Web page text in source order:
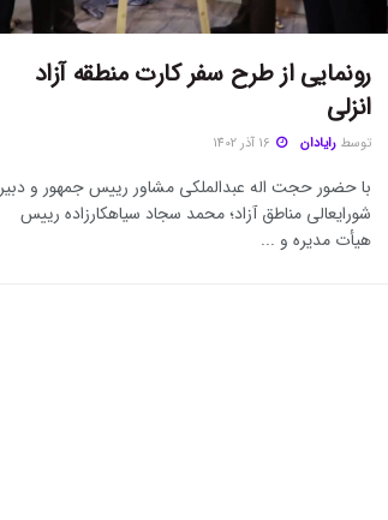
رونمایی از طرح سفر کارت منطقه آزاد
انزلی
توسط رایادان
با حضور حجت اله عبدالملکی مشاور رییس جمهور و دبیر
شورایعالی مناطق آزاد؛ محمد سجاد سیاهکارزاده رییس
هیأت مدیره و ...